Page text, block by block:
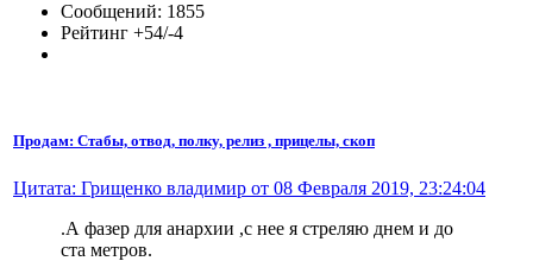
Сообщений: 1855
Рейтинг +54/-4
Продам: Стабы, отвод, полку, релиз , прицелы, скоп
Цитата: Грищенко владимир от 08 Февраля 2019, 23:24:04
.А фазер для анархии ,с нее я стреляю днем и до
ста метров.